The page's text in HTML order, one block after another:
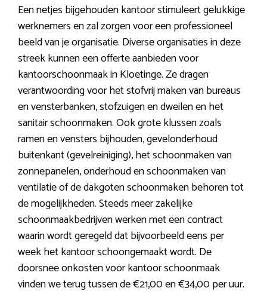
Een netjes bijgehouden kantoor stimuleert gelukkige
werknemers en zal zorgen voor een professioneel
beeld van je organisatie. Diverse organisaties in deze
streek kunnen een offerte aanbieden voor
kantoorschoonmaak in Kloetinge. Ze dragen
verantwoording voor het stofvrij maken van bureaus
en vensterbanken, stofzuigen en dweilen en het
sanitair schoonmaken. Ook grote klussen zoals
ramen en vensters bijhouden, gevelonderhoud
buitenkant (gevelreiniging), het schoonmaken van
zonnepanelen, onderhoud en schoonmaken van
ventilatie of de dakgoten schoonmaken behoren tot
de mogelijkheden. Steeds meer zakelijke
schoonmaakbedrijven werken met een contract
waarin wordt geregeld dat bijvoorbeeld eens per
week het kantoor schoongemaakt wordt. De
doorsnee onkosten voor kantoor schoonmaak
vinden we terug tussen de €21,00 en €34,00 per uur.